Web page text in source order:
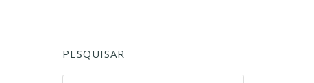
PESQUISAR